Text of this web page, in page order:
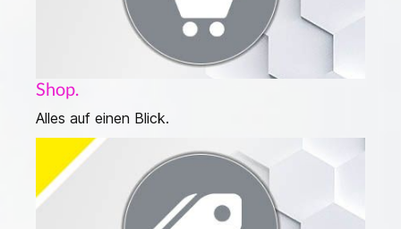
Shop.
Alles auf einen Blick.